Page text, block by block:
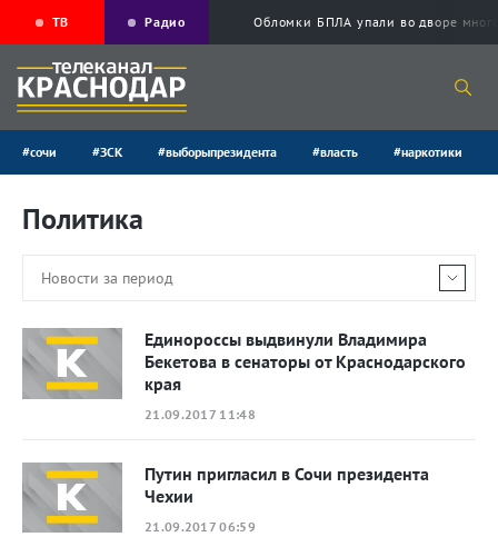
ТВ Радио Обломки БПЛА упали во дворе
#сочи #ЗСК #выборыпрезидента #власть #наркотики
Политика
Единороссы выдвинули Владимира
Бекетова в сенаторы от Краснодарского
края
21.09.2017 11:48
Путин пригласил в Сочи президента
Чехии
21.09.2017 06:59